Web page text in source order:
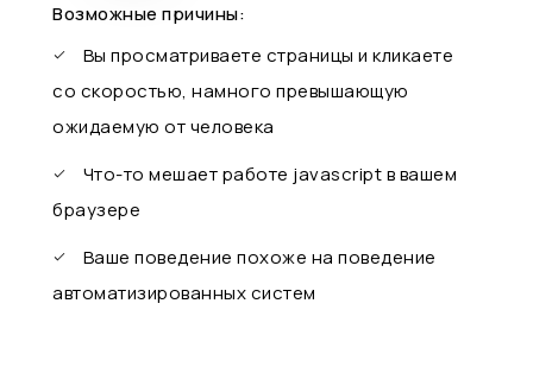
Возможные причины:
Вы просматриваете страницы и кликаете
со скоростью, намного превышающую
ожидаемую от человека
Что-то мешает работе javascript в вашем
браузере
Ваше поведение похоже на поведение
автоматизированных систем